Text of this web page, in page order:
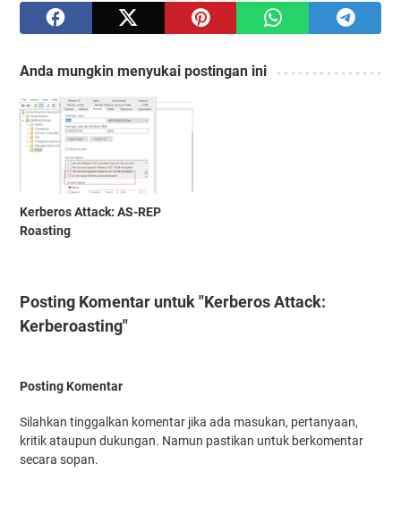
Anda mungkin menyukai postingan ini
Kerberos Attack: AS-REP
Roasting
Posting Komentar untuk "Kerberos Attack:
Kerberoasting"
Posting Komentar
Silahkan tinggalkan komentar jika ada masukan, pertanyaan,
kritik ataupun dukungan. Namun pastikan untuk berkomentar
secara sopan.